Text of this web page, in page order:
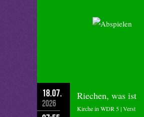
18.07.
2026
Riechen, was ist
Kirche in WDR 5 | Verst